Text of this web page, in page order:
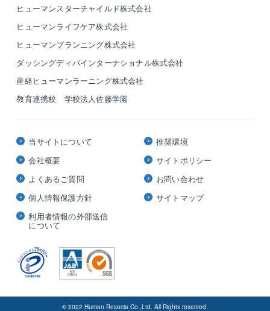
ヒューマンスターチャイルド株式会社
ヒューマンライフケア株式会社
ヒューマンプランニング株式会社
ダッシングディバインターナショナル株式会社
産経ヒューマンラーニング株式会社
教育連携校 学校法人佐藤学園
当サイトについて
会社概要
よくあるご質問
個人情報保護方針
利用者情報の外部送信
について
推奨環境
サイトポリシー
お問い合わせ
サイトマップ
© 2022 Human Resocia Co.,Ltd. All Rights reserved.